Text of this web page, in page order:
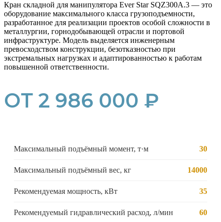
Кран складной для манипулятора Ever Star SQZ300A.3 — это
оборудование максимального класса грузоподъемности,
разработанное для реализации проектов особой сложности в
металлургии, горнодобывающей отрасли и портовой
инфраструктуре. Модель выделяется инженерным
превосходством конструкции, безотказностью при
экстремальных нагрузках и адаптированностью к работам
повышенной ответственности.
ОТ 2 986 000 ₽
Максимальный подъёмный момент, т·м 30
Максимальный подъёмный вес, кг 14000
Рекомендуемая мощность, кВт 35
Рекомендуемый гидравлический расход, л/мин 60